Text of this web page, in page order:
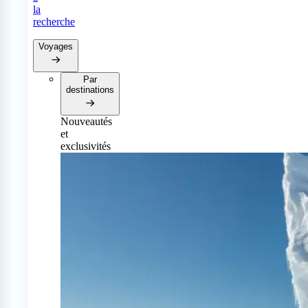
la
recherche
Voyages
Par
destinations
Nouveautés
et
exclusivités